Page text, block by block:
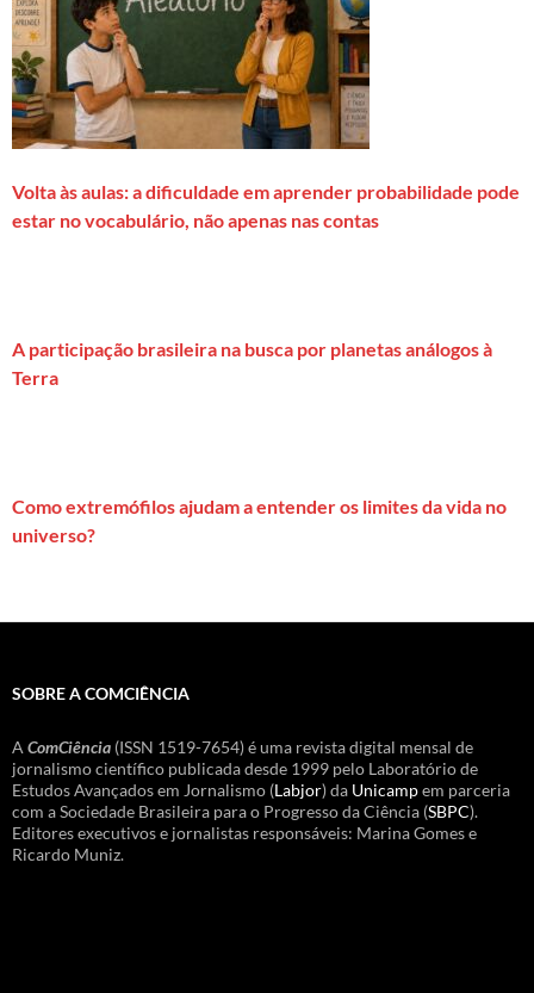
Volta às aulas: a dificuldade em aprender probabilidade pode
estar no vocabulário, não apenas nas contas
A participação brasileira na busca por planetas análogos à
Terra
Como extremófilos ajudam a entender os limites da vida no
universo?
SOBRE A COMCIÊNCIA
A ComCiência (ISSN 1519-7654) é uma revista digital mensal de
jornalismo científico publicada desde 1999 pelo Laboratório de
Estudos Avançados em Jornalismo (Labjor) da Unicampem parceria
com a Sociedade Brasileira para o Progresso da Ciência (SBPC).
Editores executivos e jornalistas responsáveis: Marina Gomes e
Ricardo Muniz.